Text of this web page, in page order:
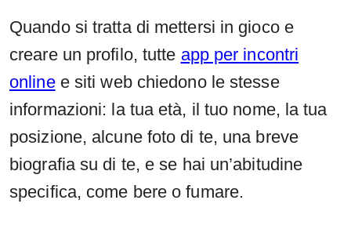
Quando si tratta di mettersi in gioco e
creare un profilo, tutte app per incontri
onlinee siti web chiedono le stesse
informazioni: la tua età, il tuo nome, la tua
posizione, alcune foto di te, una breve
biografia su di te, e se hai un’abitudine
specifica, come bere o fumare.